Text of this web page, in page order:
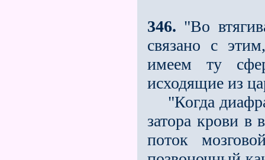
346. "Во
связано с
имеем ту
исходящие из
"Когда
затора крови в
поток